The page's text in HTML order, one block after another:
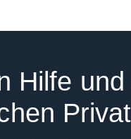
Hilfe